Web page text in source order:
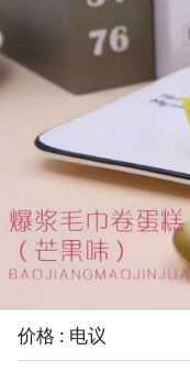
价格 : 电议